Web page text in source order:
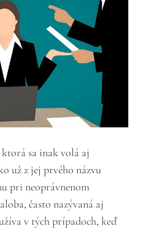
sa inak volá aj
už z jej prvého názvu
pri neoprávnenom
často nazývaná aj
v tých prípadoch, keď